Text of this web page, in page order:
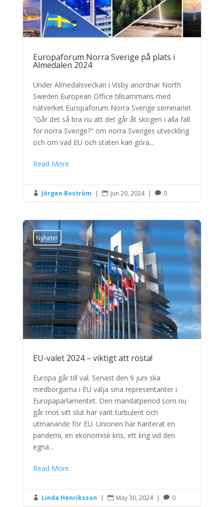
Europaforum Norra Sverige på plats i
Almedalen 2024
Under Almedalsveckan i Visby anordnar North
Sweden European Office tillsammans med
nätverket Europaforum Norra Sverige seminariet
"Går det så bra nu att det går åt skogen i alla fall
för norra Sverige?" om norra Sveriges utveckling
och om vad EU och staten kan göra...
Read More
 Jörgen Boström |  Jun 20, 2024 |  0
Nyheter
EU-valet 2024 – viktigt att rösta!
Europa går till val. Senast den 9 juni ska
medborgarna i EU välja sina representanter i
Europaparlamentet. Den mandatperiod som nu
går mot sitt slut har varit turbulent och
utmanande för EU. Unionen har hanterat en
pandemi, en ekonomisk kris, ett krig vid den
egna...
Read More
 Linda Henriksson |  May 30, 2024 |  0